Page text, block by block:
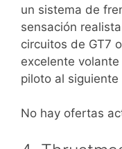
un sistema de
sensación
circuitos de GT7
excelente
piloto al siguiente
No hay ofertas